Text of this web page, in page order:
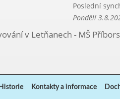
Poslední
Pondělí
v Letňanech - MŠ
Historie Kontakty a informace